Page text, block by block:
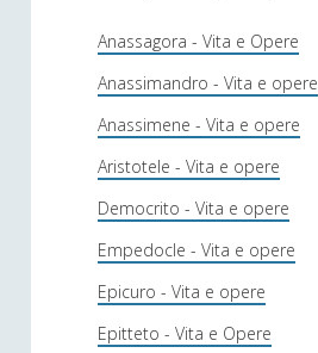
Anassagora - Vita e Opere
Anassimandro - Vita e opere
Anassimene - Vita e opere
Aristotele - Vita e opere
Democrito - Vita e opere
Empedocle - Vita e opere
Epicuro - Vita e opere
Epitteto - Vita e Opere